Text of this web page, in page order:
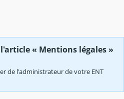
« Mentions légales »
de l'administrateur de votre ENT